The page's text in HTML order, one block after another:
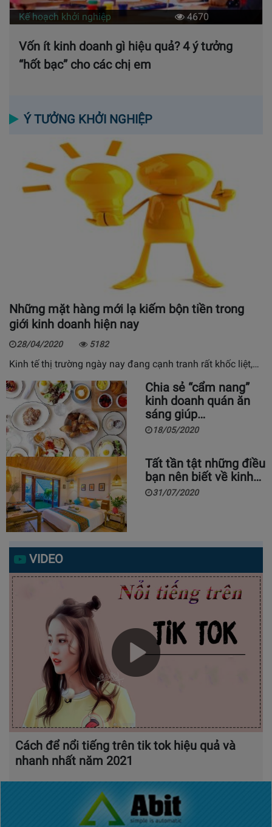
Kế hoạch khởi nghiệp 4670
Vốn ít kinh doanh gì hiệu quả? 4 ý tưởng
“hốt bạc” cho các chị em
Ý TƯỞNG KHỞI NGHIỆP
Những mặt hàng mới lạ kiếm bộn tiền trong
giới kinh doanh hiện nay
28/04/2020 5182
Kinh tế thị trường ngày nay đang cạnh tranh rất khốc liệt,…
Chia sẻ “cẩm nang”
kinh doanh quán ăn
sáng giúp…
18/05/2020
Tất tần tật những điều
bạn nên biết về kinh…
31/07/2020
VIDEO
Cách để nổi tiếng trên tik tok hiệu quả và
nhanh nhất năm 2021